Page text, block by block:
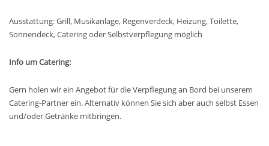
Ausstattung: Grill, Musikanlage, Regenverdeck, Heizung, Toilette,
Sonnendeck, Catering oder Selbstverpflegung möglich
Info um Catering:
Gern holen wir ein Angebot für die Verpflegung an Bord bei unserem
Catering-Partner ein. Alternativ können Sie sich aber auch selbst Essen
und/oder Getränke mitbringen.